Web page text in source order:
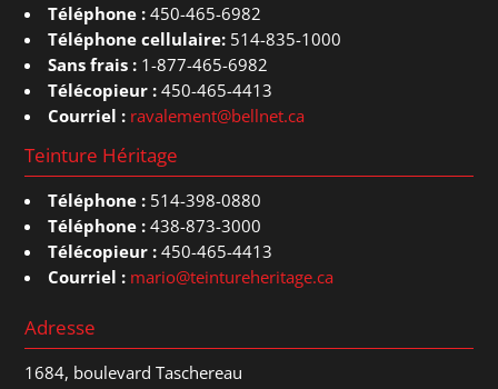
Téléphone : 450-465-6982
Téléphone cellulaire: 514-835-1000
Sans frais : 1-877-465-6982
Télécopieur : 450-465-4413
Courriel : ravalement@bellnet.ca
Teinture Héritage
Téléphone : 514-398-0880
Téléphone : 438-873-3000
Télécopieur : 450-465-4413
Courriel : mario@teintureheritage.ca
Adresse
1684, boulevard Taschereau